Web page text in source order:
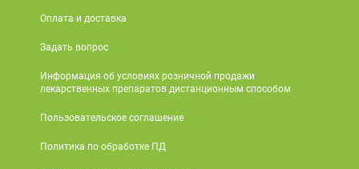
Оплата и доставка
Задать вопрос
Информация об условиях розничной продажи
лекарственных препаратов дистанционным способом
Пользовательское соглашение
Политика по обработке ПД